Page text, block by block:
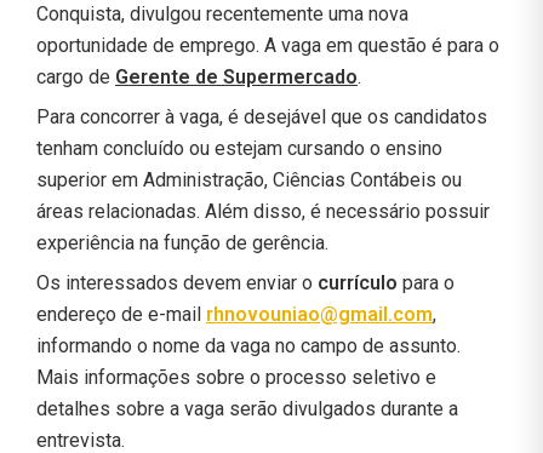
Conquista, divulgou recentemente uma nova
oportunidade de emprego. A vaga em questão é para o
cargo de Gerente de Supermercado.
Para concorrer à vaga, é desejável que os candidatos
tenham concluído ou estejam cursando o ensino
superior em Administração, Ciências Contábeis ou
áreas relacionadas. Além disso, é necessário possuir
experiência na função de gerência.
Os interessados devem enviar o currículo para o
endereço de e-mail rhnovouniao@gmail.com,
informando o nome da vaga no campo de assunto.
Mais informações sobre o processo seletivo e
detalhes sobre a vaga serão divulgados durante a
entrevista.